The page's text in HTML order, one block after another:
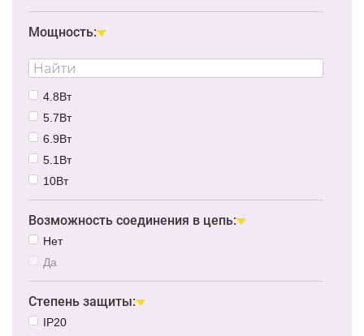
Мощность:
4.8Вт
5.7Вт
6.9Вт
5.1Вт
10Вт
Возможность соединения в цепь:
Нет
Да
Степень защиты:
IP20